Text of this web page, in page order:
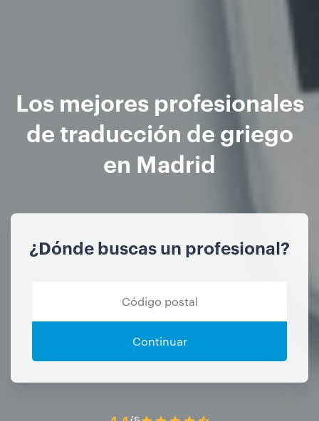
Los mejores profesionales
de traducción de griego
en Madrid
¿Dónde buscas un profesional?
Continuar